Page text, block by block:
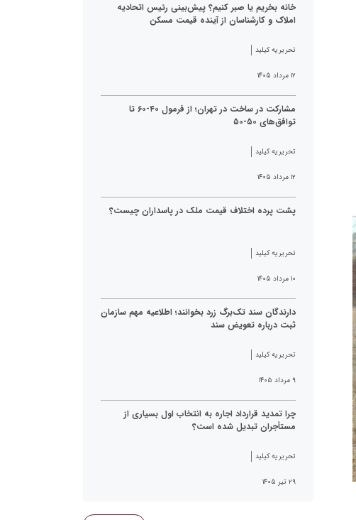
خانه بخریم یا صبر کنیم؟ پیش‌بینی رئیس اتحادیه
املاک و کارشناسان از آینده قیمت مسکن
تحریریه کیلید
۱۲ مرداد ۱۴۰۵
مشارکت در ساخت در تهران؛ از فرمول ۴۰-۶۰ تا
توافق‌های ۵۰-۵۰
تحریریه کیلید
۱۲ مرداد ۱۴۰۵
پشت پرده اختلاف قیمت ملک در پاسداران چیست؟
تحریریه کیلید
۱۰ مرداد ۱۴۰۵
دارندگان سند تک‌برگ زرد بخوانند؛ اطلاعیه مهم سازمان
ثبت درباره تعویض سند
تحریریه کیلید
۹ مرداد ۱۴۰۵
چرا تمدید قرارداد اجاره به انتخاب اول بسیاری از
مستأجران تبدیل شده است؟
تحریریه کیلید
۲۹ تیر ۱۴۰۵